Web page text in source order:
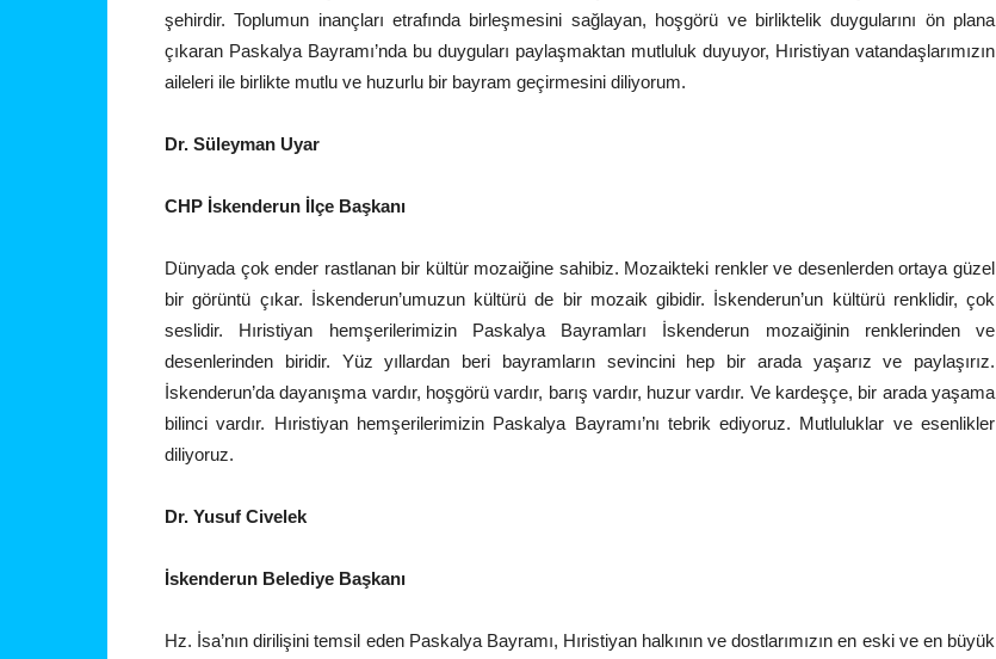
şehirdir. Toplumun inançları etrafında birleşmesini sağlayan, hoşgörü ve birliktelik duygularını ön plana
çıkaran Paskalya Bayramı’nda bu duyguları paylaşmaktan mutluluk duyuyor, Hıristiyan vatandaşlarımızın
aileleri ile birlikte mutlu ve huzurlu bir bayram geçirmesini diliyorum.
Dr. Süleyman Uyar
CHP İskenderun İlçe Başkanı
Dünyada çok ender rastlanan bir kültür mozaiğine sahibiz. Mozaikteki renkler ve desenlerden ortaya güzel
bir görüntü çıkar. İskenderun’umuzun kültürü de bir mozaik gibidir. İskenderun’un kültürü renklidir, çok
seslidir. Hıristiyan hemşerilerimizin Paskalya Bayramları İskenderun mozaiğinin renklerinden ve
desenlerinden biridir. Yüz yıllardan beri bayramların sevincini hep bir arada yaşarız ve paylaşırız.
İskenderun’da dayanışma vardır, hoşgörü vardır, barış vardır, huzur vardır. Ve kardeşçe, bir arada yaşama
bilinci vardır. Hıristiyan hemşerilerimizin Paskalya Bayramı’nı tebrik ediyoruz. Mutluluklar ve esenlikler
diliyoruz.
Dr. Yusuf Civelek
İskenderun Belediye Başkanı
Hz. İsa’nın dirilişini temsil eden Paskalya Bayramı, Hıristiyan halkının ve dostlarımızın en eski ve en büyük